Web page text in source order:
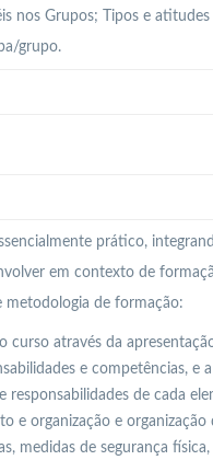
nos Grupos; Tipos e
grupo.
prático,
em contexto de
de formação:
curso através da
e competências, e
responsabilidades de cada
e organização e
medidas de segurança